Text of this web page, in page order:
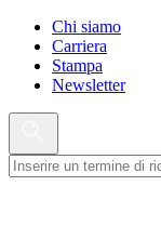
Chi siamo
Carriera
Stampa
Newsletter